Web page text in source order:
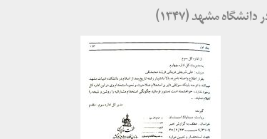
مشهد (۱۳۴۷)